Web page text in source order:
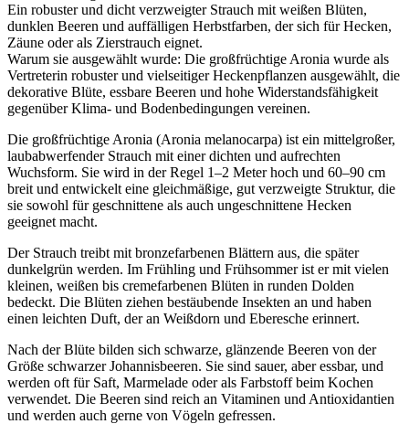
Ein robuster und dicht verzweigter Strauch mit weißen Blüten,
dunklen Beeren und auffälligen Herbstfarben, der sich für Hecken,
Zäune oder als Zierstrauch eignet.
Warum sie ausgewählt wurde: Die großfrüchtige Aronia wurde als
Vertreterin robuster und vielseitiger Heckenpflanzen ausgewählt, die
dekorative Blüte, essbare Beeren und hohe Widerstandsfähigkeit
gegenüber Klima- und Bodenbedingungen vereinen.
Die großfrüchtige Aronia (Aronia melanocarpa) ist ein mittelgroßer,
laubabwerfender Strauch mit einer dichten und aufrechten
Wuchsform. Sie wird in der Regel 1–2 Meter hoch und 60–90 cm
breit und entwickelt eine gleichmäßige, gut verzweigte Struktur, die
sie sowohl für geschnittene als auch ungeschnittene Hecken
geeignet macht.
Der Strauch treibt mit bronzefarbenen Blättern aus, die später
dunkelgrün werden. Im Frühling und Frühsommer ist er mit vielen
kleinen, weißen bis cremefarbenen Blüten in runden Dolden
bedeckt. Die Blüten ziehen bestäubende Insekten an und haben
einen leichten Duft, der an Weißdorn und Eberesche erinnert.
Nach der Blüte bilden sich schwarze, glänzende Beeren von der
Größe schwarzer Johannisbeeren. Sie sind sauer, aber essbar, und
werden oft für Saft, Marmelade oder als Farbstoff beim Kochen
verwendet. Die Beeren sind reich an Vitaminen und Antioxidantien
und werden auch gerne von Vögeln gefressen.